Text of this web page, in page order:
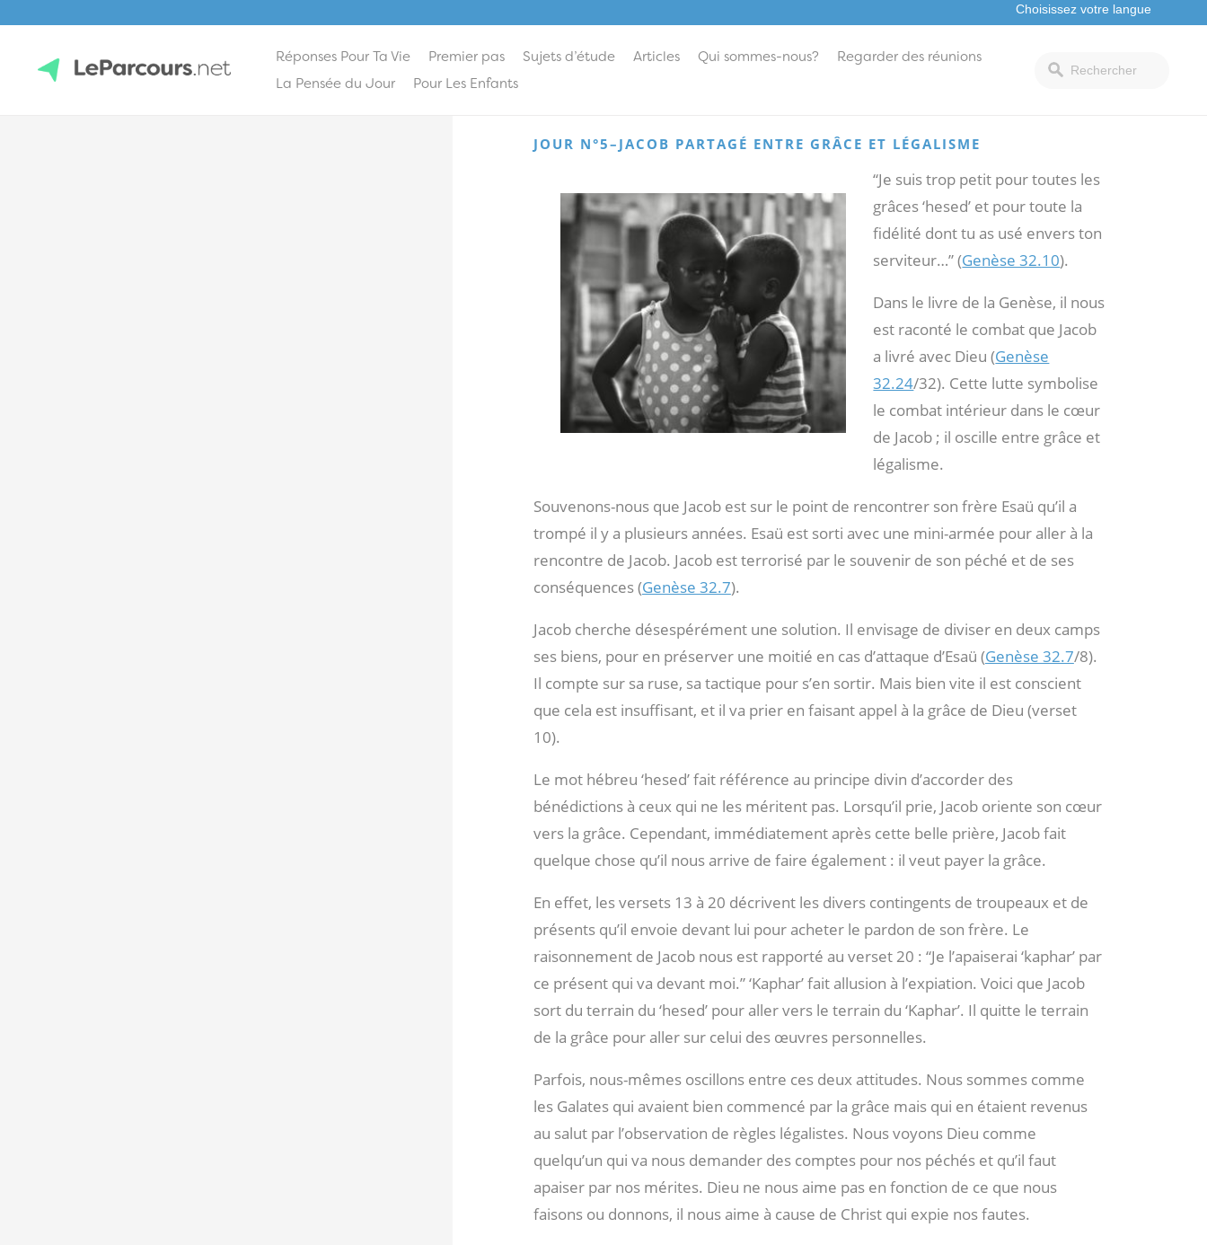
Réponses Pour Ta Vie Premier pas Sujets d’étude Articles Qui sommes-nous?
Regarder des réunions
La Pensée du Jour
Pour Les Enfants
JOUR N°5–JACOB PARTAGÉ ENTRE GRÂCE ET LÉGALISME
“Je suis trop petit pour toutes les
grâces ‘hesed’ et pour toute la
fidélité dont tu as usé envers ton
serviteur…” (Genèse 32.10).
Dans le livre de la Genèse, il nous
est raconté le combat que Jacob
a livré avec Dieu (Genèse
32.24/32). Cette lutte symbolise
le combat intérieur dans le cœur
de Jacob ; il oscille entre grâce et
légalisme.
Souvenons-nous que Jacob est sur le point de rencontrer son frère Esaü qu’il a
trompé il y a plusieurs années. Esaü est sorti avec une mini-armée pour aller à la
rencontre de Jacob. Jacob est terrorisé par le souvenir de son péché et de ses
conséquences (Genèse 32.7).
Jacob cherche désespérément une solution. Il envisage de diviser en deux camps
ses biens, pour en préserver une moitié en cas d’attaque d’Esaü (Genèse 32.7/8).
Il compte sur sa ruse, sa tactique pour s’en sortir. Mais bien vite il est conscient
que cela est insuffisant, et il va prier en faisant appel à la grâce de Dieu (verset
10).
Le mot hébreu ‘hesed’ fait référence au principe divin d’accorder des
bénédictions à ceux qui ne les méritent pas. Lorsqu’il prie, Jacob oriente son cœur
vers la grâce. Cependant, immédiatement après cette belle prière, Jacob fait
quelque chose qu’il nous arrive de faire également : il veut payer la grâce.
En effet, les versets 13 à 20 décrivent les divers contingents de troupeaux et de
présents qu’il envoie devant lui pour acheter le pardon de son frère. Le
raisonnement de Jacob nous est rapporté au verset 20 : “Je l’apaiserai ‘kaphar’ par
ce présent qui va devant moi.” ‘Kaphar’ fait allusion à l’expiation. Voici que Jacob
sort du terrain du ‘hesed’ pour aller vers le terrain du ‘Kaphar’. Il quitte le terrain
de la grâce pour aller sur celui des œuvres personnelles.
Parfois, nous-mêmes oscillons entre ces deux attitudes. Nous sommes comme
les Galates qui avaient bien commencé par la grâce mais qui en étaient revenus
au salut par l’observation de règles légalistes. Nous voyons Dieu comme
quelqu’un qui va nous demander des comptes pour nos péchés et qu’il faut
apaiser par nos mérites. Dieu ne nous aime pas en fonction de ce que nous
faisons ou donnons, il nous aime à cause de Christ qui expie nos fautes.